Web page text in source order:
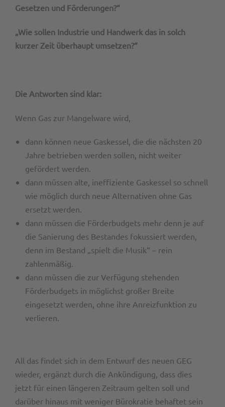
Gesetzen und Förderungen?“
„Wie sollen Industrie und Handwerk das in solch
kurzer Zeit überhaupt umsetzen?“
Die Antworten sind klar:
Wenn Gas zur Mangelware wird,
dann können neue Gaskessel, die die nächsten 20
Jahre betrieben werden sollen, nicht weiter
gefördert werden.
dann müssen alte, ineffiziente Gaskessel so schnell
wie möglich durch neue Alternativen ohne Gas
ersetzt werden.
dann müssen die Förderbudgets mehr denn je auf
die Sanierung des Bestandes fokussiert werden,
denn im Bestand „spielt die Musik“ – rein
zahlenmäßig.
dann müssen die zur Verfügung stehenden
Förderbudgets in möglichst großer Breite
eingesetzt werden, ohne ihre Anreizfunktion zu
verlieren.
All das findet sich in dem Entwurf des neuen GEG
wieder, ergänzt durch die Ankündigung, dass dies
jetzt für einen längeren Zeitraum gelten soll und
darüber hinaus mit weniger Bürokratie behaftet sein